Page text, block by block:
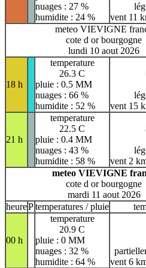
nuages : 27 %
humidite : 24 %
vent 11
meteo VIEVIGNE
cote d or bourgogne
lundi 10 aout 2026
18 h
temperature
26.3 C
pluie : 0.5 MM
nuages : 66 %
humidite : 52 %
vent 15
21 h
temperature
22.5 C
pluie : 0.4 MM
nuages : 43 %
humidite : 58 %
vent 2
meteo VIEVIGNE
cote d or bourgogne
mardi 11 aout 2026
heurePtemperatures / pluie
00 h
temperature
20.9 C
pluie : 0 MM
nuages : 32 %
humidite : 64 %
vent 6